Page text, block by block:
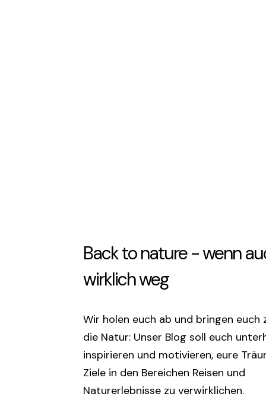
Back to nature - wenn
wirklich weg
Wir holen euch ab und bringen euch
die Natur: Unser Blog soll euch
inspirieren und motivieren, eure
Ziele in den Bereichen Reisen und
Naturerlebnisse zu verwirklichen.